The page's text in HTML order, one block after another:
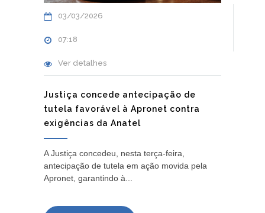
03/03/2026
07:18
Ver detalhes
Justiça concede antecipação de
tutela favorável à Apronet contra
exigências da Anatel
A Justiça concedeu, nesta terça-feira,
antecipação de tutela em ação movida pela
Apronet, garantindo à...